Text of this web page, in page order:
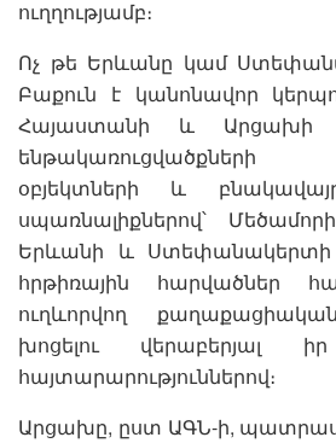
ուղղությամբ։
Ոչ թե Երևանը կամ
Բաքուն է կանոնավոր
Հայաստանի և Արցախի
ենթակառուցվածքների
օբյեկտների և
սպառնալիքներով՝
Երևանի և Ստեփանակերտի
հրթիռային հարվածներ
ուղևորվող
խոցելու վերաբերյալ
հայտարարություններով։
Արցախը, ըստ ԱԳՆ-ի,